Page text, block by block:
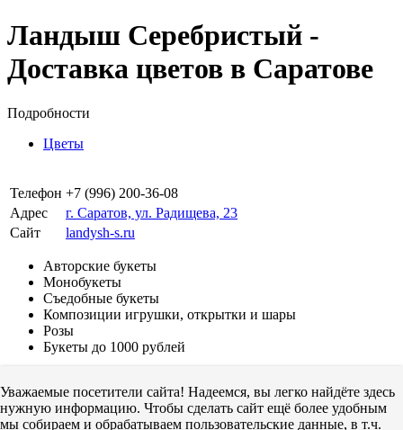
Ландыш Серебристый -
Доставка цветов в Саратове
Подробности
Цветы
Телефон +7 (996) 200-36-08
Адрес
г. Саратов, ул. Радищева, 23
Сайт
landysh-s.ru
Авторские букеты
Монобукеты
Съедобные букеты
Композиции игрушки, открытки и шары
Розы
Букеты до 1000 рублей
JComments
Уважаемые посетители сайта! Надеемся, вы легко найдёте здесь
нужную информацию. Чтобы сделать сайт ещё более удобным
мы собираем и обрабатываем пользовательские данные, в т.ч.